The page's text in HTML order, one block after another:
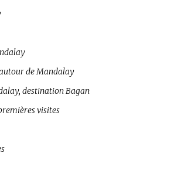
de Mandalay
destination Bagan
visites